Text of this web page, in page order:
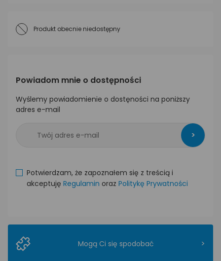
Produkt obecnie niedostępny
Powiadom mnie o dostępności
Wyślemy powiadomienie o dostęności na poniższy
adres e-mail
>
Potwierdzam, że zapoznałem się z treścią i
akceptuję Regulamin oraz Politykę Prywatności
Mogą Ci się spodobać >